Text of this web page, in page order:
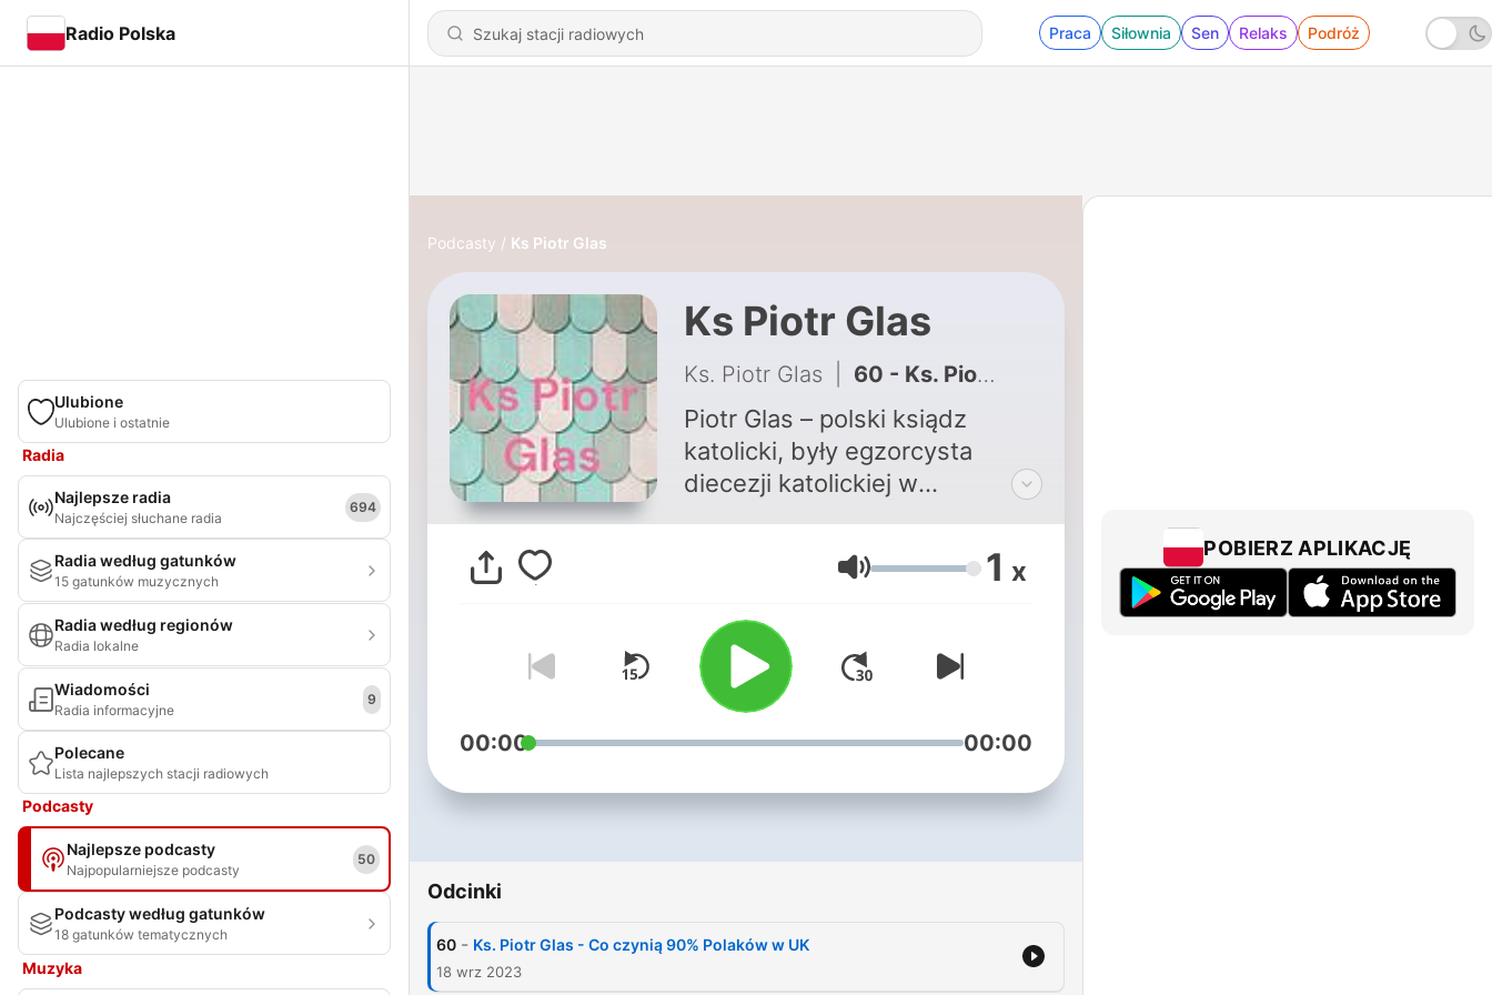
Radio Polska Praca Siłownia Sen Relaks Podróż
Ulubione
Ulubione i ostatnie
Radia
Najlepsze radia
Najczęściej słuchane radia
694
Radia według gatunków
15 gatunków muzycznych
Radia według regionów
Radia lokalne
Wiadomości
Radia informacyjne
9
Polecane
Lista najlepszych stacji radiowych
Podcasty
Najlepsze podcasty
Najpopularniejsze podcasty
50
Podcasty według gatunków
18 gatunków tematycznych
Muzyka
Podcasty Ks Piotr Glas
Ks Piotr Glas
Ks. Piotr Glas 60 - Ks. Piotr Glas - Co czynią 90% Polaków w UK
Piotr Glas – polski ksiądz
katolicki, były egzorcysta
diecezji katolickiej w
Anglii[1]. Jego rekolekcji
internetowych wysłuchały
Znany z czci dla Matki
Bożej[1]. Urodził się w Rabce.
Studiował na Katolickim
Uniwersytecie Lubelskim[1].
kapłańską w Szczecinie.
duszpasterską w diecezji
Głośność 1 x
00:00 00:00
Odcinki
60 - Ks. Piotr Glas - Co czynią 90% Polaków w UK
18 wrz 2023
POBIERZ APLIKACJĘ